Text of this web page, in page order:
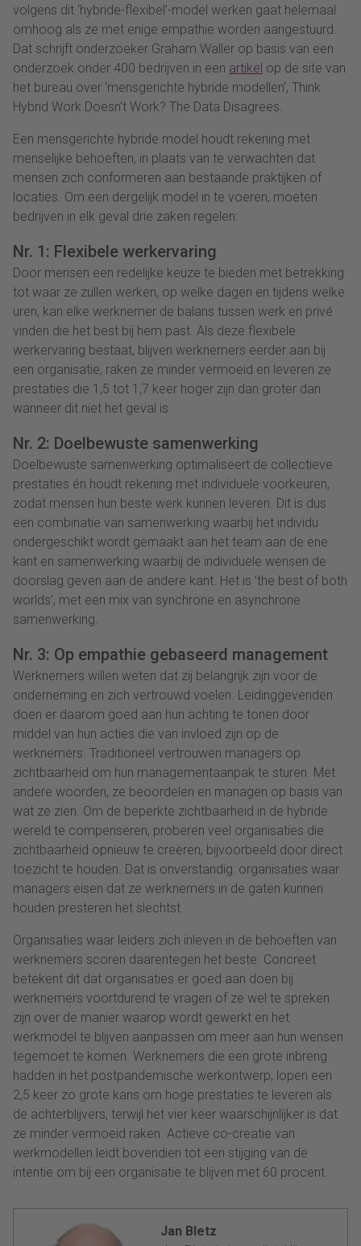
volgens dit ‘hybride-flexibel’-model werken gaat helemaal
omhoog als ze met enige empathie worden aangestuurd.
Dat schrijft onderzoeker Graham Waller op basis van een
onderzoek onder 400 bedrijven in een artikel op de site van
het bureau over ‘mensgerichte hybride modellen’, Think
Hybrid Work Doesn’t Work? The Data Disagrees.
Een mensgerichte hybride model houdt rekening met
menselijke behoeften, in plaats van te verwachten dat
mensen zich conformeren aan bestaande praktijken of
locaties. Om een dergelijk model in te voeren, moeten
bedrijven in elk geval drie zaken regelen:
Nr. 1: Flexibele werkervaring
Door mensen een redelijke keuze te bieden met betrekking
tot waar ze zullen werken, op welke dagen en tijdens welke
uren, kan elke werknemer de balans tussen werk en privé
vinden die het best bij hem past. Als deze flexibele
werkervaring bestaat, blijven werknemers eerder aan bij
een organisatie, raken ze minder vermoeid en leveren ze
prestaties die 1,5 tot 1,7 keer hoger zijn dan groter dan
wanneer dit niet het geval is.
Nr. 2: Doelbewuste samenwerking
Doelbewuste samenwerking optimaliseert de collectieve
prestaties én houdt rekening met individuele voorkeuren,
zodat mensen hun beste werk kunnen leveren. Dit is dus
een combinatie van samenwerking waarbij het individu
ondergeschikt wordt gemaakt aan het team aan de ene
kant en samenwerking waarbij de individuele wensen de
doorslag geven aan de andere kant. Het is ’the best of both
worlds’, met een mix van synchrone en asynchrone
samenwerking.
Nr. 3: Op empathie gebaseerd management
Werknemers willen weten dat zij belangrijk zijn voor de
onderneming en zich vertrouwd voelen. Leidinggevenden
doen er daarom goed aan hun achting te tonen door
middel van hun acties die van invloed zijn op de
werknemers. Traditioneel vertrouwen managers op
zichtbaarheid om hun managementaanpak te sturen. Met
andere woorden, ze beoordelen en managen op basis van
wat ze zien. Om de beperkte zichtbaarheid in de hybride
wereld te compenseren, proberen veel organisaties die
zichtbaarheid opnieuw te creëren, bijvoorbeeld door direct
toezicht te houden. Dat is onverstandig: organisaties waar
managers eisen dat ze werknemers in de gaten kunnen
houden presteren het slechtst.
Organisaties waar leiders zich inleven in de behoeften van
werknemers scoren daarentegen het beste. Concreet
betekent dit dat organisaties er goed aan doen bij
werknemers voortdurend te vragen of ze wel te spreken
zijn over de manier waarop wordt gewerkt en het
werkmodel te blijven aanpassen om meer aan hun wensen
tegemoet te komen. Werknemers die een grote inbreng
hadden in het postpandemische werkontwerp, lopen een
2,5 keer zo grote kans om hoge prestaties te leveren als
de achterblijvers, terwijl het vier keer waarschijnlijker is dat
ze minder vermoeid raken. Actieve co-creatie van
werkmodellen leidt bovendien tot een stijging van de
intentie om bij een organisatie te blijven met 60 procent.
Jan Bletz